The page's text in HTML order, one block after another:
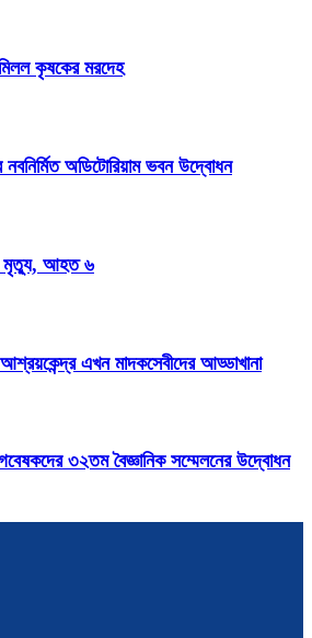
কৃষকের মরদেহ
অডিটোরিয়াম ভবন উদ্বোধন
মৃত্যু, আহত ৬
এখন মাদকসেবীদের আড্ডাখানা
৩২তম বৈজ্ঞানিক সম্মেলনের উদ্বোধন